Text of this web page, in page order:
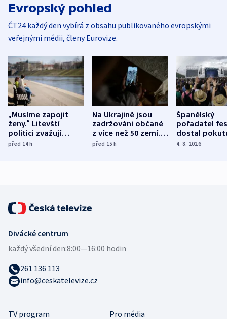
Evropský pohled
ČT24 každý den vybírá z obsahu publikovaného evropskými
veřejnými médii, členy Eurovize.
„Musíme zapojit
ženy.“ Litevští
politici zvažují
dohodu o
před 14h
Na Ukrajině jsou
zadržováni občané
z více než 50 zemí.
Bojovali na straně
před 15h
Španělský
pořadatel
dostal
nekalé
4. 8. 2026
TV program Pro média
Divácké centrum
každý všední den:8:00—16:00 hodin
261 136 113
info@ceskatelevize.cz